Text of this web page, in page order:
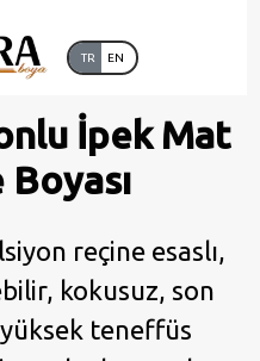
TR EN
İpek Mat
Boyası
reçine esaslı,
kokusuz, son
teneffüs